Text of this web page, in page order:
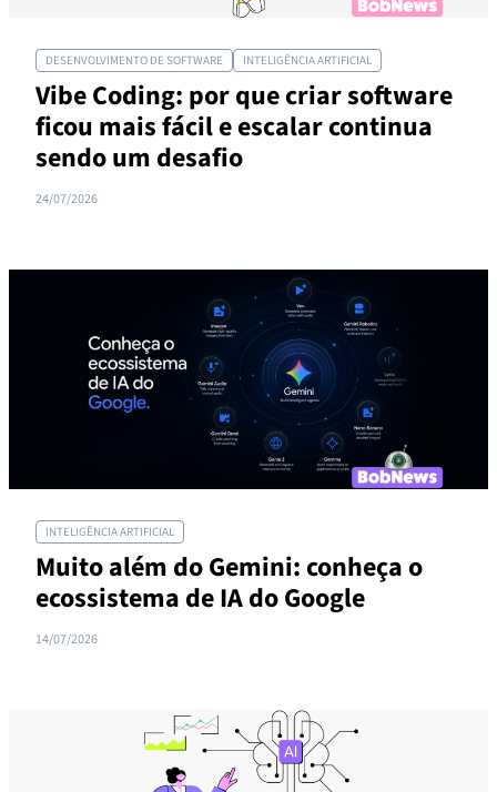
DESENVOLVIMENTO DE SOFTWARE INTELIGÊNCIA ARTIFICIAL
Vibe Coding: por que criar software
ficou mais fácil e escalar continua
sendo um desafio
24/07/2026
INTELIGÊNCIA ARTIFICIAL
Muito além do Gemini: conheça o
ecossistema de IA do Google
14/07/2026